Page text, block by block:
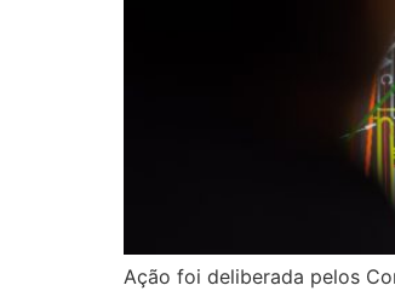
Ação foi deliberada pelos